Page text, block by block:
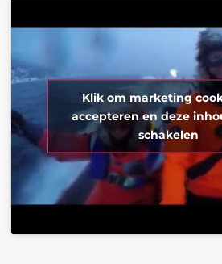
Klik om marketing
accepteren en deze
schakelen